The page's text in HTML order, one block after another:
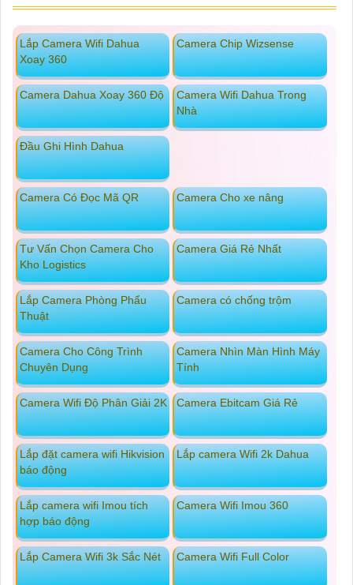
Lắp Camera Wifi Dahua
Xoay 360
Camera Chip Wizsense
Camera Dahua Xoay 360 Độ
Camera Wifi Dahua Trong
Nhà
Đầu Ghi Hình Dahua
Camera Có Đọc Mã QR Camera Cho xe nâng
Tư Vấn Chọn Camera Cho
Kho Logistics
Camera Giá Rẻ Nhất
Lắp Camera Phòng Phẩu
Thuật
Camera có chống trộm
Camera Cho Công Trình
Chuyên Dụng
Camera Nhìn Màn Hình Máy
Tính
Camera Wifi Độ Phân Giải 2K Camera Ebitcam Giá Rẻ
Lắp đặt camera wifi Hikvision
báo động
Lắp camera Wifi 2k Dahua
Lắp camera wifi Imou tích
hợp báo động
Camera Wifi Imou 360
Lắp Camera Wifi 3k Sắc Nét Camera Wifi Full Color